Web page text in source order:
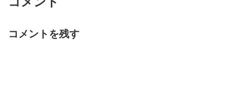
コメントを残す